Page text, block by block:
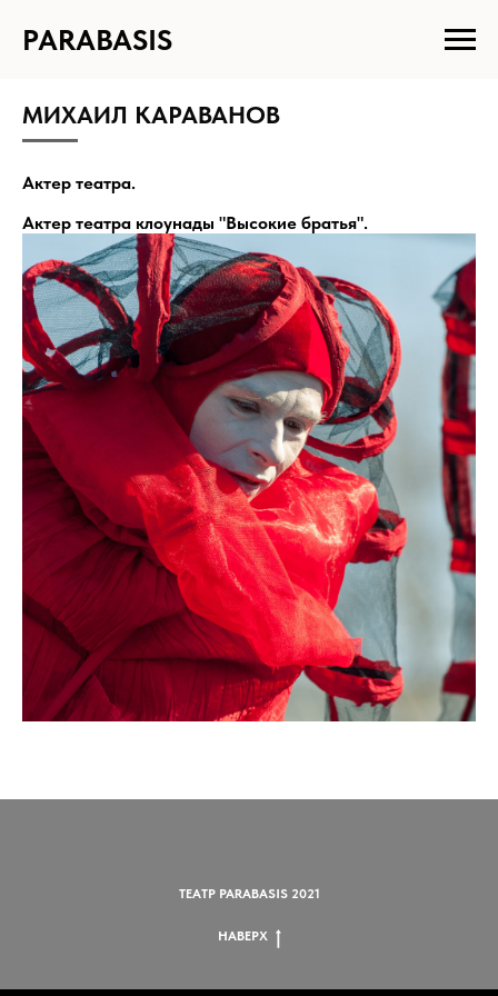
PARABASIS
МИХАИЛ КАРАВАНОВ
Актер театра.
Актер театра клоунады "Высокие братья".
ТЕАТР PARABASIS 2021
НАВЕРХ